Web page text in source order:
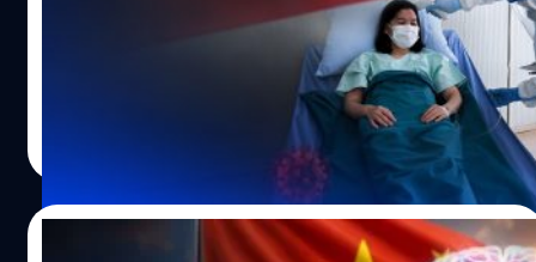
แม่นยำของอุปกรณ์นี้ ทำให้ผลที่ได้ในกลุ่มคนผิวเข้มคลาด
เคลื่อนได้ แต่ 'ตาขาว' ของมนุษย์เรามีเม็ดสีน้อยมากและมี
ลักษณะแทบจะเหมือนกันในทุกกลุ่มประชากร ทำให้
เทคโนโลยีใหม่นี้ จึงมีประโยชน์จากข้อได้เปรียบตรงนี้พอสม
สมควร ขั้นตอนการทำงาน หลักการทำงานก็จะไม่ได้ซับซ้อน
มากครับ เริ่มแรกคือใช้กล้องจุลทรรศน์ที่มีกำลังขยาย 50 เท่า
ถ่ายวิดีโอความยาว 10 วินาทีบริเวณตาขาวของผู้เข้ารับการ
ทดสอบ ซอฟต์แวร์ที่ชื่อว่า Video-to-Vessels จะเข้ามา
จัดการวิดีโอ โดยตัดการกะพริบตา การขยับดวงตา หรือการ
โควิด-19 กำลังกลับมา หรือจริง ๆ มันไม่เคยหายไปไหน ?
กลางเดือนพฤษภาคม 2026 ที่ผ่านมา หน้าสื่อทั้งในไทยและ
ต่างประเทศเองต่างรายงานข่าวใหญ่ที่เกิดขึ้นในสิงคโปร์ หลัง
โควิดระบาดหนัก ส่งผลให้มีผู้ป่วยพุ่งทันทีกว่า 12,700 ราย
ภายเวลาสัปดาห์เดียว นั่นทำให้หลายคนเกิดความกังวลตาม
มาว่าไทยมีโอกาสที่จะระบาดใหญ่เหมือนในสิงคโปร์หรือไม่ ?
สายพันธ์ุที่กำลังระบาดอยู่ในสิงคโปร์ตอนนี้คือ สายพันธุ์
NB.1.8.1 ไวรัสโควิด-19 สายพันธุ์ย่อยของโอมิครอน
รัตนาภรณ์ ศรีนวลจันทร์ | 72 days ago